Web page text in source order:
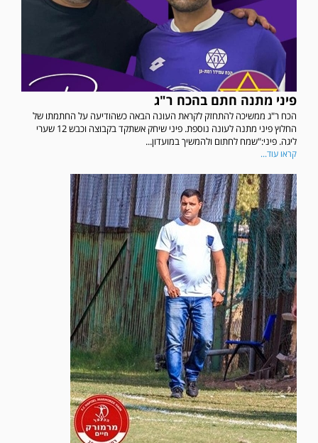
פיני מתנה חתם בהכח ר"ג
הכח ר"ג ממשיכה להתחזק לקראת העונה הבאה כשהודיעה על החתמתו של
החלוץ פיני מתנה לעונה נוספת. פיני שיחק אשתקד בקבוצה וכבש 12 שערי
ליגה. פיני:"שמח לחתום ולהמשיך במועדון...
קראו עוד...